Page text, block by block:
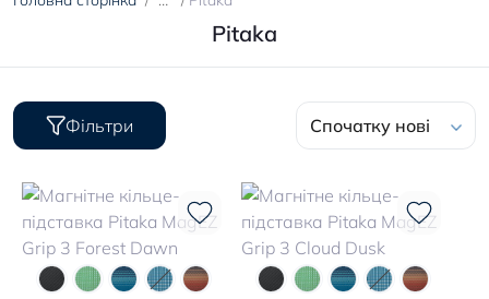
Pitaka
Фільтри Спочатку нові